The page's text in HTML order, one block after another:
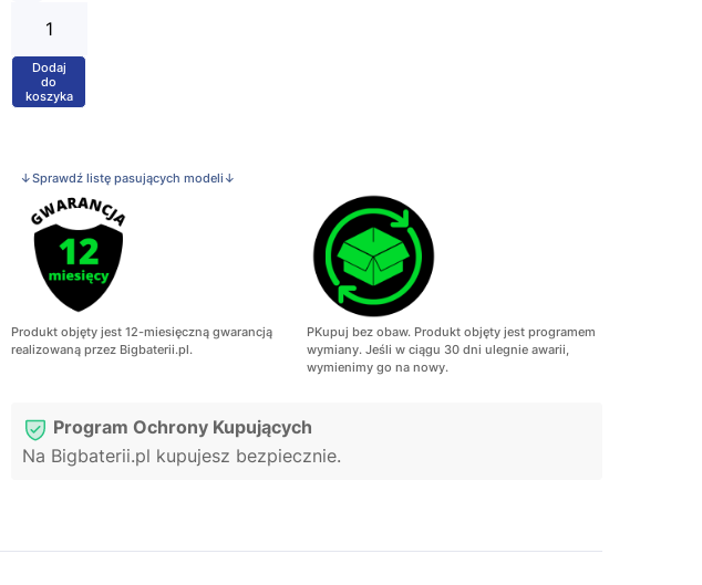
+
Dodaj
do
koszyka
↓Sprawdź listę pasujących modeli↓
Produkt objęty jest 12-miesięczną gwarancją
realizowaną przez Bigbaterii.pl.
PKupuj bez obaw. Produkt objęty jest programem
wymiany. Jeśli w ciągu 30 dni ulegnie awarii,
wymienimy go na nowy.
Program Ochrony Kupujących
Na Bigbaterii.pl kupujesz bezpiecznie.